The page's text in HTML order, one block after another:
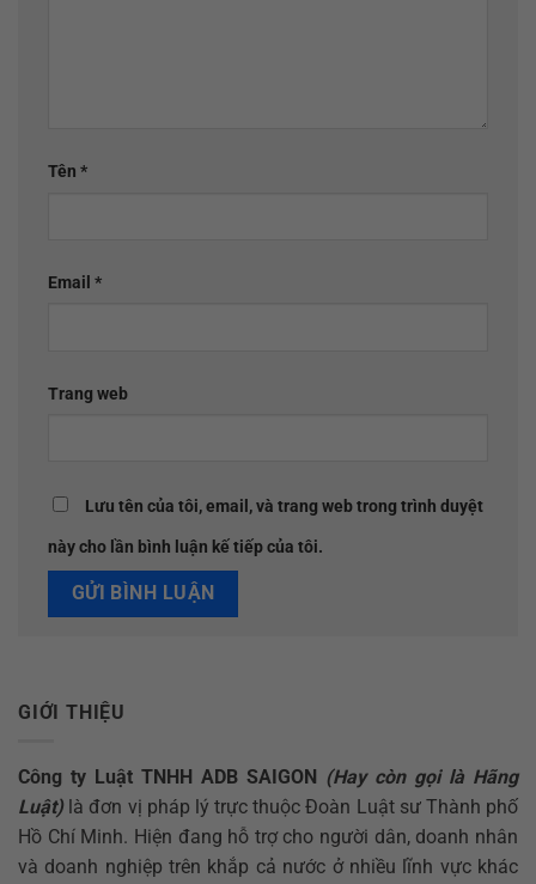
Tên *
Email *
Trang web
Lưu tên của tôi, email, và trang web trong trình duyệt
này cho lần bình luận kế tiếp của tôi.
GIỚI THIỆU
Công ty Luật TNHH ADB SAIGON
(Hay còn gọi là Hãng
Luật) là đơn vị pháp lý trực thuộc Đoàn Luật sư Thành phố
Hồ Chí Minh. Hiện đang hỗ trợ cho người dân, doanh nhân
và doanh nghiệp trên khắp cả nước ở nhiều lĩnh vực khác